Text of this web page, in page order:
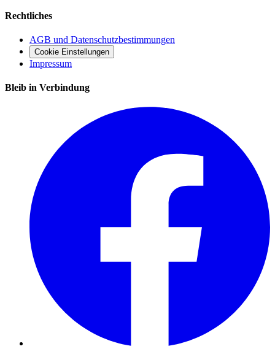
Rechtliches
AGB und Datenschutzbestimmungen
Cookie Einstellungen
Impressum
Bleib in Verbindung